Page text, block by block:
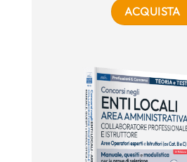
ACQUISTA